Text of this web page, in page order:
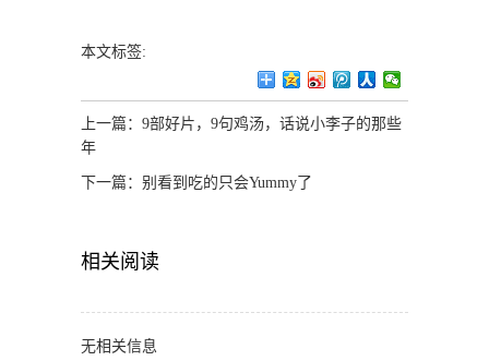
本文标签:
上一篇： 9部好片，9句鸡汤，话说小李子的那些
年
下一篇： 别看到吃的只会Yummy了
相关阅读
无相关信息